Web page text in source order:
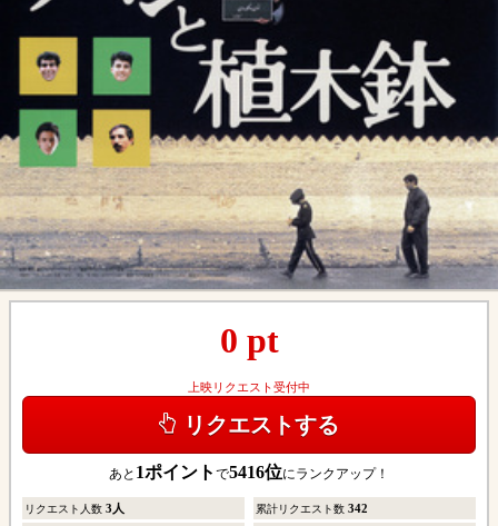
0 pt
上映リクエスト受付中
リクエストする
あと 1ポイント で5416位にランクアップ！
リクエスト人数 3 人 累計リクエスト数342